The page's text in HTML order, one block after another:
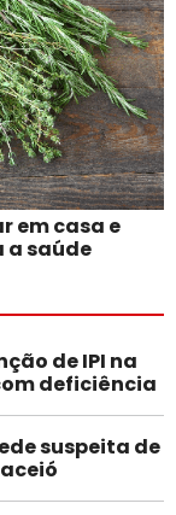
em casa e
a saúde
de IPI na
deficiência
suspeita de